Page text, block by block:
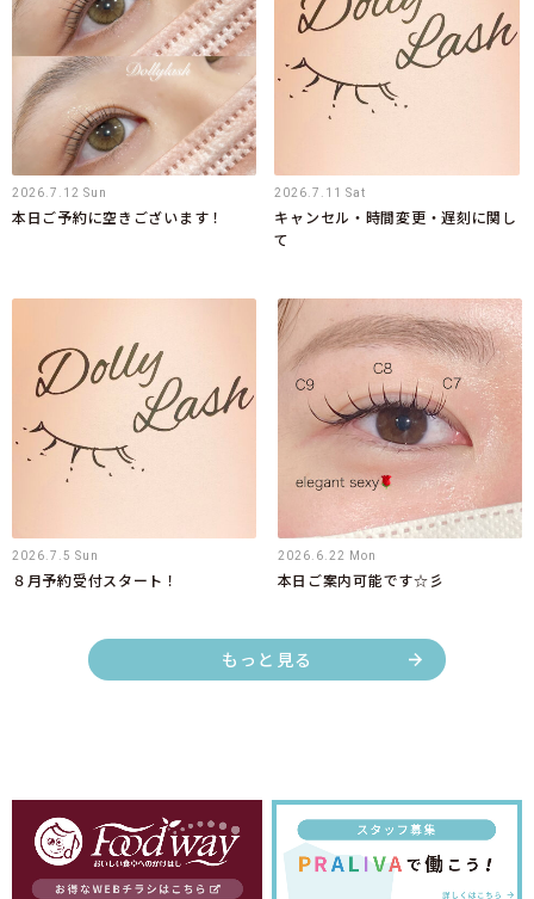
2026.7.12 Sun
本日ご予約に空きございます！
2026.7.11 Sat
キャンセル・時間変更・遅刻に関し
て
2026.7.5 Sun
８月予約受付スタート！
2026.6.22 Mon
本日ご案内可能です☆彡
もっと見る